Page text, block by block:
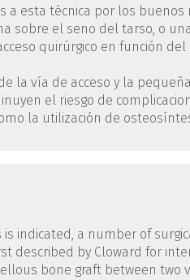
a esta técnica por los
sobre el seno del tarso, o
quirúrgico en función
la vía de acceso y la
el riesgo de
la utilización de
indicated, a number of
described by Cloward for
bone graft between